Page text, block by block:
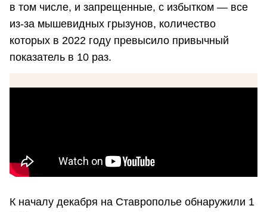
в том числе, и запрещенные, с избытком — все
из-за мышевидных грызунов, количество
которых в 2022 году превысило привычный
показатель в 10 раз.
К началу декабря на Ставрополье обнаружили 1